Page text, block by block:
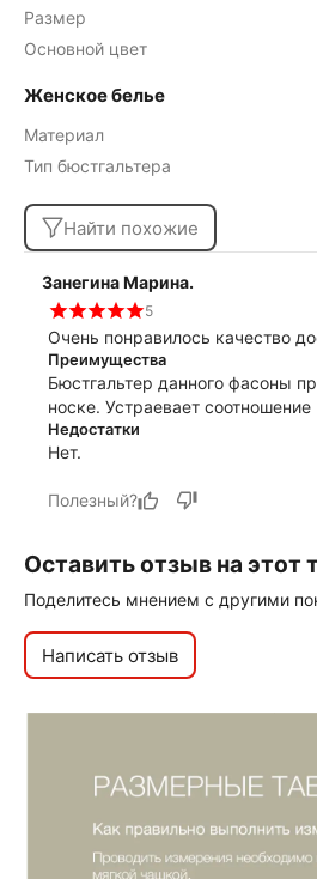
Размер
Основной цвет
Женское белье
Материал
Тип бюстгальтера
Найти похожие
Занегина Марина.
5
Очень понравилось качество
Преимущества
Бюстгальтер данного фасоны приобретаю не первый раз. Очень нравится форма, очень комфортен в
носке. Устраевает
Недостатки
Нет.
Полезный?
Оставить отзыв на этот
Поделитесь мнением с другими
Написать отзыв